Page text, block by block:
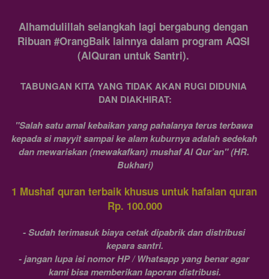
Alhamdulillah selangkah lagi bergabung dengan
Ribuan #OrangBaik lainnya dalam program AQSI
(AlQuran untuk Santri).
TABUNGAN KITA YANG TIDAK AKAN RUGI DIDUNIA
DAN DIAKHIRAT:
"Salah satu amal kebaikan yang pahalanya terus terbawa
kepada si mayyit sampai ke alam kuburnya adalah sedekah
dan mewariskan (mewakafkan) mushaf Al Qur’an" (HR.
Bukhari)
1 Mushaf quran terbaik khusus untuk hafalan quran
Rp. 100.000
- Sudah terimasuk biaya cetak dipabrik dan distribusi
kepara santri.
- jangan lupa isi nomor HP / Whatsapp yang benar agar
kami bisa memberikan laporan distribusi.